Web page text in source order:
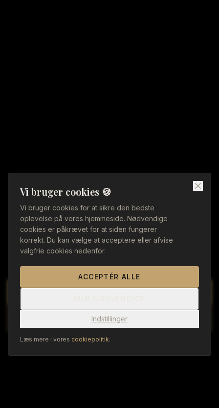
Restaurant i Vejle
Klassisk dansk frokost & smørrebrød i hjertet af
Vejle
MAD UD AF HUSET
Vi bruger cookies 🍪
Vi bruger cookies for at sikre den bedste
oplevelse på vores hjemmeside. Nødvendige
cookies er påkrævet for at siden fungerer
korrekt. Du kan vælge at acceptere eller afvise
valgfrie cookies nedenfor.
ACCEPTÉR ALLE
Indstillinger
Læs mere i vores cookiepolitik.